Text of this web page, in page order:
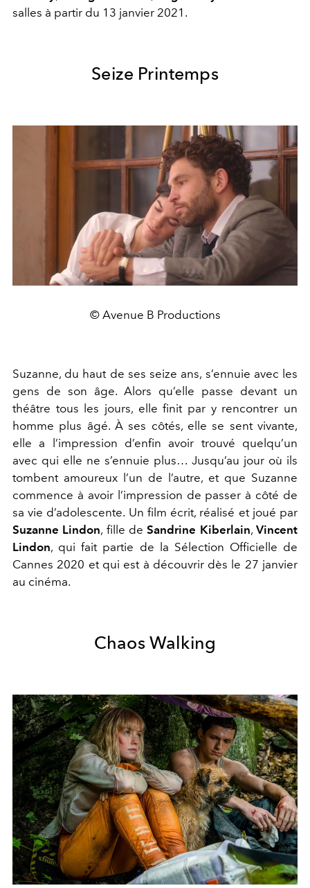
salles à partir du 13 janvier 2021.
Seize Printemps
© Avenue B Productions
Suzanne, du haut de ses seize ans, s’ennuie avec les
gens de son âge. Alors qu’elle passe devant un
théâtre tous les jours, elle finit par y rencontrer un
homme plus âgé. À ses côtés, elle se sent vivante,
elle a l’impression d’enfin avoir trouvé quelqu’un
avec qui elle ne s’ennuie plus… Jusqu’au jour où ils
tombent amoureux l’un de l’autre, et que Suzanne
commence à avoir l’impression de passer à côté de
sa vie d’adolescente. Un film écrit, réalisé et joué par
Suzanne Lindon, fille deSandrine Kiberlain,Vincent
Lindon, qui fait partie de la Sélection Officielle de
Cannes 2020 et qui est à découvrir dès le 27 janvier
au cinéma.
Chaos Walking